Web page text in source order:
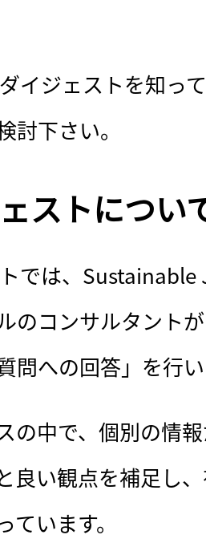
イジェストを知っ
討下さい。
ストについ
では、
のコンサルタント
問への回答」を行
の中で、個別の情
良い観点を補足し
います。